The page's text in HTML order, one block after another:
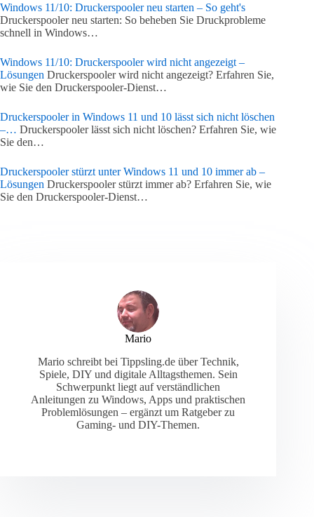
Windows 11/10: Druckerspooler neu starten – So geht's
Druckerspooler neu starten: So beheben Sie Druckprobleme
schnell in Windows…
Windows 11/10: Druckerspooler wird nicht angezeigt –
Lösungen Druckerspooler wird nicht angezeigt? Erfahren Sie,
wie Sie den Druckerspooler-Dienst…
Druckerspooler in Windows 11 und 10 lässt sich nicht löschen
–… Druckerspooler lässt sich nicht löschen? Erfahren Sie, wie
Sie den…
Druckerspooler stürzt unter Windows 11 und 10 immer ab –
Lösungen Druckerspooler stürzt immer ab? Erfahren Sie, wie
Sie den Druckerspooler-Dienst…
Mario
Mario schreibt bei Tippsling.de über Technik,
Spiele, DIY und digitale Alltagsthemen. Sein
Schwerpunkt liegt auf verständlichen
Anleitungen zu Windows, Apps und praktischen
Problemlösungen – ergänzt um Ratgeber zu
Gaming- und DIY-Themen.